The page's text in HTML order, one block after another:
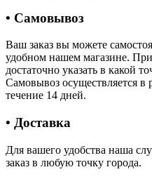
• Самовывоз
Ваш заказ вы можете
удобном нашем магазине.
достаточно указать в какой
Самовывоз осуществляется в
течение 14 дней.
• Доставка
Для вашего удобства наша
заказ в любую точку города.